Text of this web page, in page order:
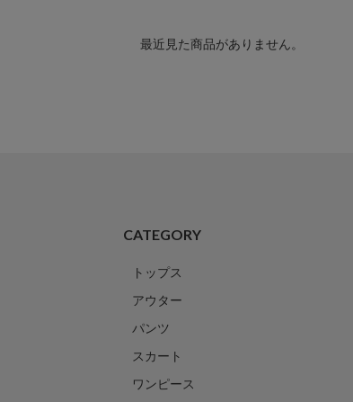
最近見た商品がありません。
CATEGORY
トップス
アウター
パンツ
スカート
ワンピース